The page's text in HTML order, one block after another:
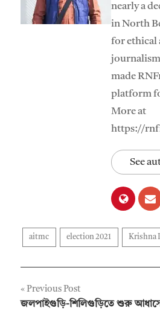
nearly a
in North
for ethical
made
platform
More at
https://
See
aitmc election 2021 Krishna
Post
Previous Post
জলপাইগুড়ি-শিলিগুড়িতে শুরু